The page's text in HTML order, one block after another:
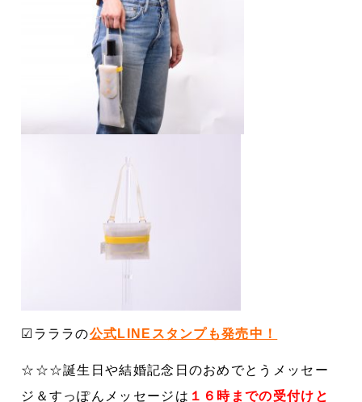
☑︎ラララの公式LINEスタンプも発売中！
☆☆☆誕生日や結婚記念日のおめでとうメッセー
ジ＆すっぽんメッセージは １６時までの受付けと